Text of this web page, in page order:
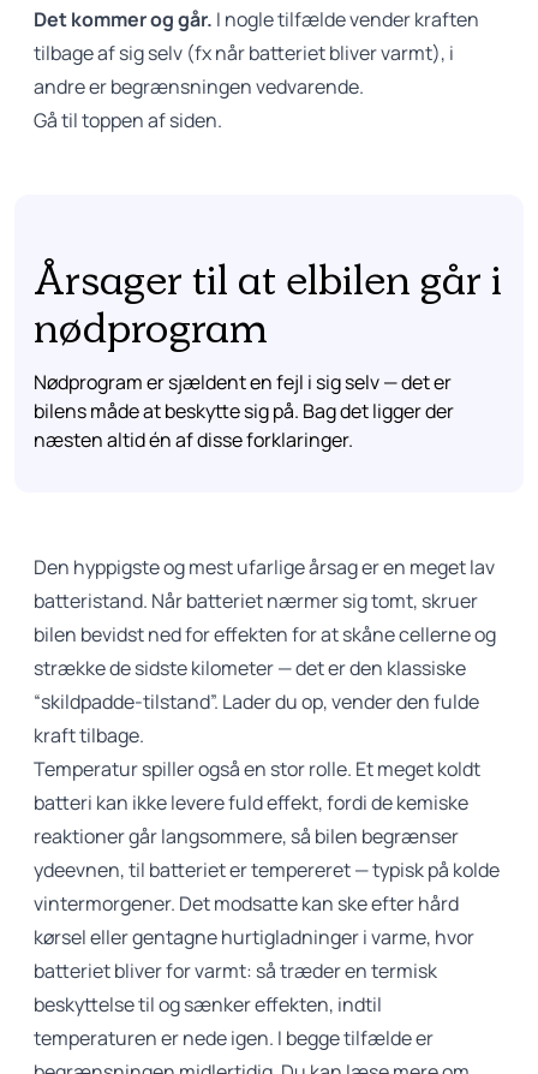
Det kommer og går. I nogle tilfælde vender kraften
tilbage af sig selv (fx når batteriet bliver varmt), i
andre er begrænsningen vedvarende.
Gå til toppen af siden.
Årsager til at elbilen går i
nødprogram
Nødprogram er sjældent en fejl i sig selv — det er
bilens måde at beskytte sig på. Bag det ligger der
næsten altid én af disse forklaringer.
Den hyppigste og mest ufarlige årsag er en meget lav
batteristand. Når batteriet nærmer sig tomt, skruer
bilen bevidst ned for effekten for at skåne cellerne og
strække de sidste kilometer — det er den klassiske
“skildpadde-tilstand”. Lader du op, vender den fulde
kraft tilbage.
Temperatur spiller også en stor rolle. Et meget koldt
batteri kan ikke levere fuld effekt, fordi de kemiske
reaktioner går langsommere, så bilen begrænser
ydeevnen, til batteriet er tempereret — typisk på kolde
vintermorgener. Det modsatte kan ske efter hård
kørsel eller gentagne hurtigladninger i varme, hvor
batteriet bliver for varmt: så træder en termisk
beskyttelse til og sænker effekten, indtil
temperaturen er nede igen. I begge tilfælde er